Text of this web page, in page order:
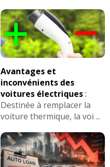
Avantages et
inconvénients des
voitures électriques:
Destinée à remplacer la
voiture thermique, la voi ...